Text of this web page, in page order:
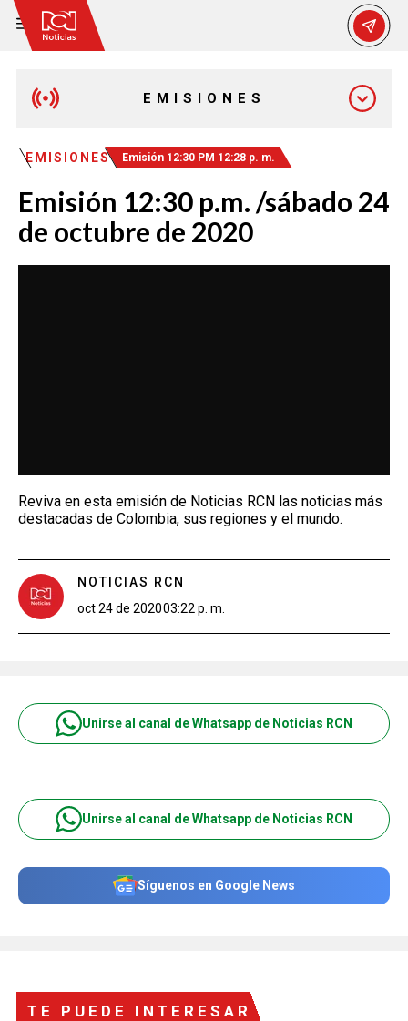
EMISIONES
EMISIÓN 12:30 PM
EMISIÓN 7:00 PM
EMISIONES Emisión 12:30 PM 12:28 p. m.
Emisión 12:30 p.m. /sábado 24
de octubre de 2020
Reviva en esta emisión de Noticias RCN las noticias más
destacadas de Colombia, sus regiones y el mundo.
NOTICIAS RCN
oct 24 de 202003:22 p. m.
Unirse al canal de Whatsapp de Noticias RCN
Unirse al canal de Whatsapp de Noticias RCN
Síguenos en Google News
TE PUEDE INTERESAR